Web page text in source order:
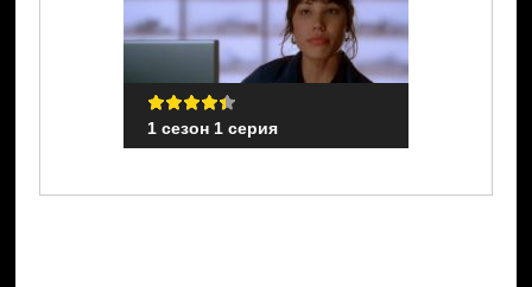
1 сезон 1 серия